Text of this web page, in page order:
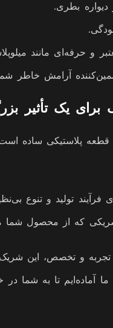
بطری.
و حرفه‌ای مانند
آرامش خاطر
برای یک تأثیر
قطعه پلاستیکی ساده
فرآیند تولید و تنوع
که از محصول
تجربه و تخصص، این
آماده‌ایم تا به شما